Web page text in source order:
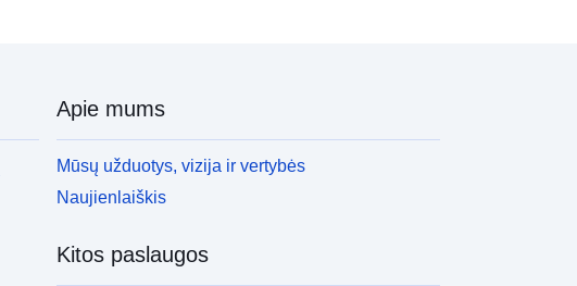
Apie mums
Mūsų užduotys, vizija ir vertybės
Naujienlaiškis
Kitos paslaugos